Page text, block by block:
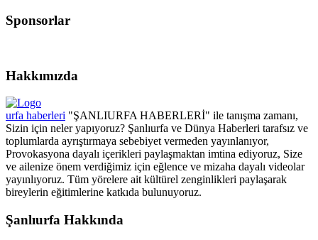
Sponsorlar
Hakkımızda
urfa haberleri "ŞANLIURFA HABERLERİ" ile tanışma zamanı,
Sizin için neler yapıyoruz? Şanlıurfa ve Dünya Haberleri tarafsız ve
toplumlarda ayrıştırmaya sebebiyet vermeden yayınlanıyor,
Provokasyona dayalı içerikleri paylaşmaktan imtina ediyoruz, Size
ve ailenize önem verdiğimiz için eğlence ve mizaha dayalı videolar
yayınlıyoruz. Tüm yörelere ait kültürel zenginlikleri paylaşarak
bireylerin eğitimlerine katkıda bulunuyoruz.
Şanlıurfa Hakkında